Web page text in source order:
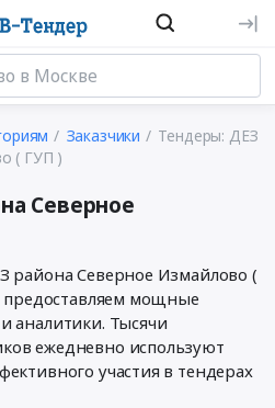
Заказчики
Тендеры: ДЕЗ
( ГУП )
Северное
района Северное Измайлово (
предоставляем мощные
аналитики. Тысячи
ежедневно используют
участия в тендерах